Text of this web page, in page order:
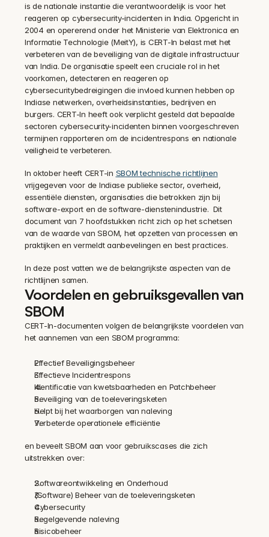
is de nationale instantie die verantwoordelijk is voor het
reageren op cybersecurity-incidenten in India. Opgericht in
2004 en opererend onder het Ministerie van Elektronica en
Informatie Technologie (MeitY), is CERT-In belast met het
verbeteren van de beveiliging van de digitale infrastructuur
van India. De organisatie speelt een cruciale rol in het
voorkomen, detecteren en reageren op
cybersecuritybedreigingen die invloed kunnen hebben op
Indiase netwerken, overheidsinstanties, bedrijven en
burgers. CERT-In heeft ook verplicht gesteld dat bepaalde
sectoren cybersecurity-incidenten binnen voorgeschreven
termijnen rapporteren om de incidentrespons en nationale
veiligheid te verbeteren.
In oktober heeft CERT-in SBOM technische richtlijnen
vrijgegeven voor de Indiase publieke sector, overheid,
essentiële diensten, organisaties die betrokken zijn bij
software-export en de software-dienstenindustrie.  Dit
document van 7 hoofdstukken richt zich op het schetsen
van de waarde van SBOM, het opzetten van processen en
praktijken en vermeldt aanbevelingen en best practices.
In deze post vatten we de belangrijkste aspecten van de
richtlijnen samen.
Voordelen en gebruiksgevallen van
SBOM
CERT-In-documenten volgen de belangrijkste voordelen van
het aannemen van een SBOM programma:
Effectief Beveiligingsbeheer
Effectieve Incidentrespons
Identificatie van kwetsbaarheden en Patchbeheer
Beveiliging van de toeleveringsketen
Helpt bij het waarborgen van naleving
Verbeterde operationele efficiëntie
en beveelt SBOM aan voor gebruikscases die zich
uitstrekken over:
Softwareontwikkeling en Onderhoud
(Software) Beheer van de toeleveringsketen
Cybersecurity
Regelgevende naleving
Risicobeheer